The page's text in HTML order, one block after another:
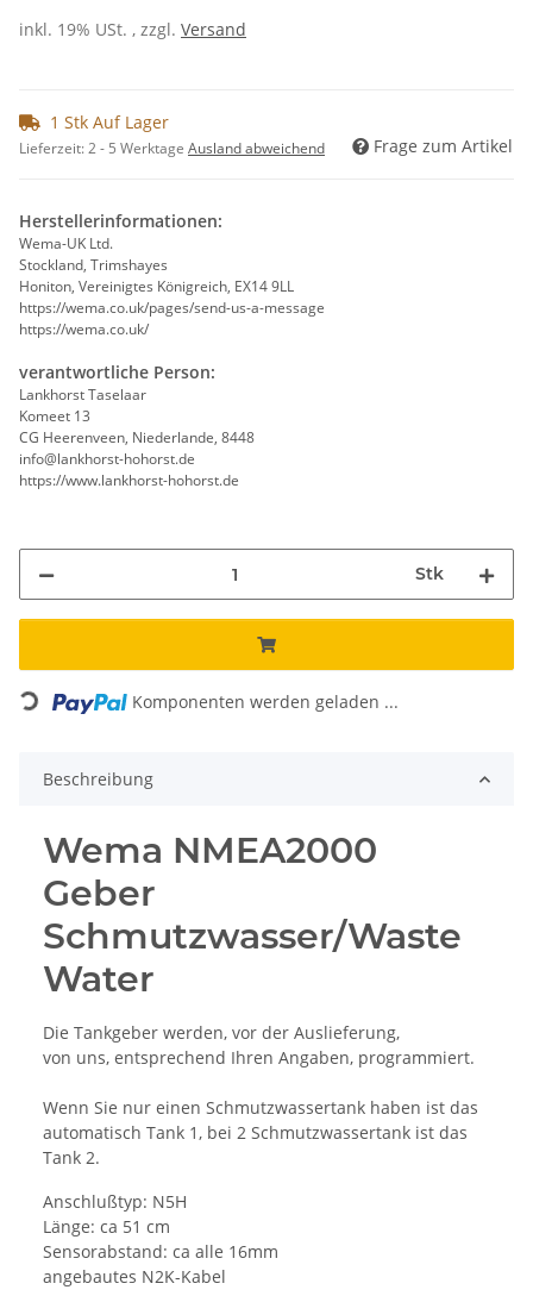
inkl. 19% USt. , zzgl. Versand
1 Stk Auf Lager
Lieferzeit:2 - 5 Werktage Ausland abweichend Frage zum Artikel
Herstellerinformationen:
Wema-UK Ltd.
Stockland, Trimshayes
Honiton, Vereinigtes Königreich, EX14 9LL
https://wema.co.uk/pages/send-us-a-message
https://wema.co.uk/
verantwortliche Person:
Lankhorst Taselaar
Komeet 13
CG Heerenveen, Niederlande, 8448
info@lankhorst-hohorst.de
https://www.lankhorst-hohorst.de
Stk
Loading... Komponenten werden geladen ...
Beschreibung
Wema NMEA2000
Geber
Schmutzwasser/Waste
Water
Die Tankgeber werden, vor der Auslieferung,
von uns, entsprechend Ihren Angaben, programmiert.
Wenn Sie nur einen Schmutzwassertank haben ist das
automatisch Tank 1, bei 2 Schmutzwassertank ist das
Tank 2.
Anschlußtyp: N5H
Länge: ca 51 cm
Sensorabstand: ca alle 16mm
angebautes N2K-Kabel